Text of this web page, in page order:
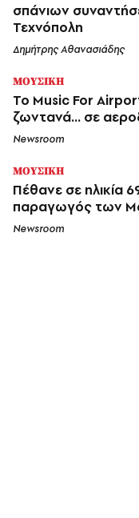
σπάνιων
Τεχνόπολη
Δημήτρης Αθανασιάδης
ΜΟΥΣΙΚΗ
Το Music For
ζωντανά... σε
Newsroom
ΜΟΥΣΙΚΗ
Πέθανε σε ηλικία
παραγωγός των
Newsroom